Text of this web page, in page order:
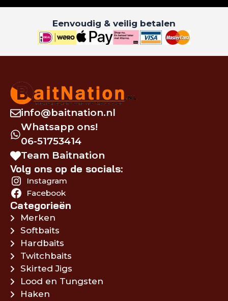
Eenvoudig & veilig betalen
info@baitnation.nl
Whatsapp ons!
06-51753414
Team Baitnation
Volg ons op de socials:
Instagram
Facebook
Categorieën
Merken
Softbaits
Hardbaits
Twitchbaits
Skirted Jigs
Lood en Tungsten
Haken